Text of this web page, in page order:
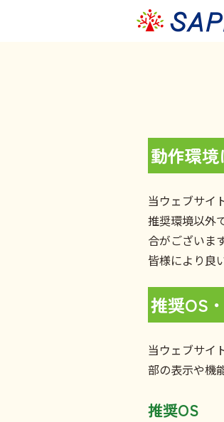
動作環
当ウェブサイ
推奨環境以外
合がございます
皆様により良
推奨OS
当ウェブサイ
部の表示や機
推奨OS